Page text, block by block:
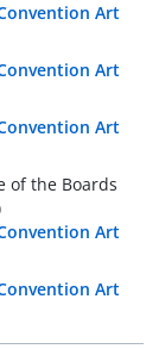
Art
Art
Art
of the Boards
Art
Art